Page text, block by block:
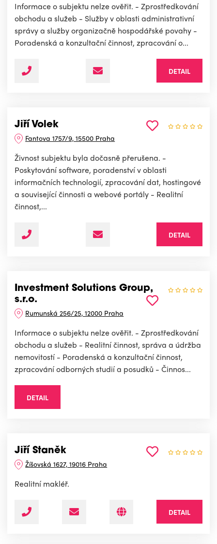
Informace o subjektu nelze ověřit. - Zprostředkování
obchodu a služeb - Služby v oblasti administrativní
správy a služby organizačně hospodářské povahy -
Poradenská a konzultační činnost, zpracování o...
DETAIL
Jiří Volek
Fantova 1757/9, 15500 Praha
Živnost subjektu byla dočasně přerušena. -
Poskytování software, poradenství v oblasti
informačních technologií, zpracování dat, hostingové
a související činnosti a webové portály - Realitní
činnost,...
DETAIL
Investment Solutions Group,
s.r.o.
Rumunská 256/25, 12000 Praha
Informace o subjektu nelze ověřit. - Zprostředkování
obchodu a služeb - Realitní činnost, správa a údržba
nemovitostí - Poradenská a konzultační činnost,
zpracování odborných studií a posudků - Činnos...
DETAIL
Jiří Staněk
Žíšovská 1627, 19016 Praha
Realitní makléř.
DETAIL